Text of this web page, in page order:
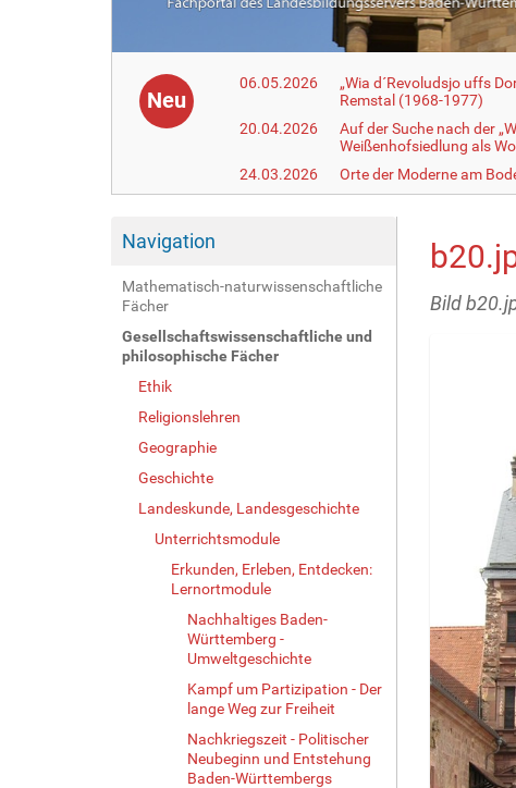
Neu
06.05.2026
„Wia d´Revoludsjo uffs
Remstal (1968-1977)
20.04.2026
Auf der Suche nach der
Weißenhofsiedlung als
24.03.2026
Orte der Moderne am
Navigation
Mathematisch-naturwissenschaftliche
Fächer
Gesellschaftswissenschaftliche und
philosophische Fächer
Ethik
Religionslehren
Geographie
Geschichte
Landeskunde, Landesgeschichte
Unterrichtsmodule
Erkunden, Erleben, Entdecken:
Lernortmodule
Nachhaltiges Baden-
Württemberg -
Umweltgeschichte
Kampf um Partizipation - Der
lange Weg zur Freiheit
Nachkriegszeit - Politischer
Neubeginn und Entstehung
Baden-Württembergs
Bild